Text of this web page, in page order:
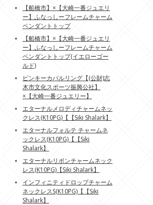
【船橋市】×【大崎一番ジュエリ
ー】ふなっしーフレームチャーム
ペンダントトップ
【船橋市】×【大崎一番ジュエリ
ー】ふなっしーフレームチャーム
ペンダントトップ(イエローゴー
ルド)
ピンキーカパルリング【(公財)志
木市文化スポーツ振興公社】
×【大崎一番ジュエリー】
エターナルメロディチャームネッ
クレス(K10PG)【【Siki Shalark】
エターナルフォルテ チャームネ
ックレス(K10PG)【【Siki
Shalark】
エターナルリボンチャームネック
レス(K10PG)【Siki Shalark】
インフィニティドロップチャーム
ネックレスS(K10PG)【【Siki
Shalark】